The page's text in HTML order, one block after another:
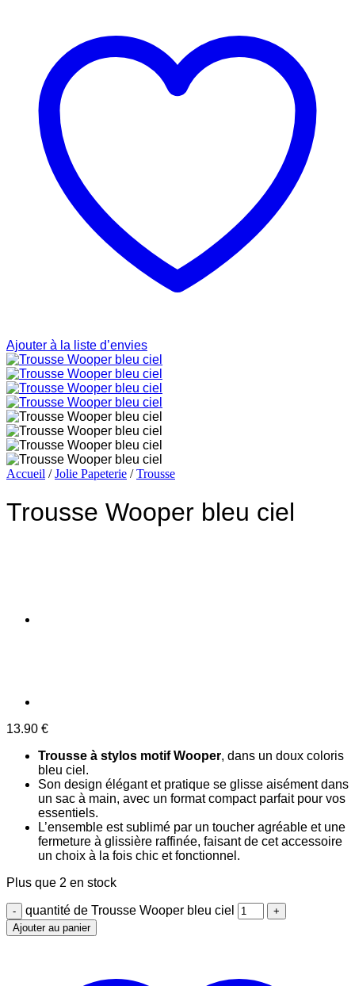
Ajouter à la liste d’envies
Accueil / Jolie Papeterie / Trousse
Trousse Wooper bleu ciel
13.90 €
Trousse à stylos motif Wooper, dans un doux coloris
bleu ciel.
Son design élégant et pratique se glisse aisément dans
un sac à main, avec un format compact parfait pour vos
essentiels.
L’ensemble est sublimé par un toucher agréable et une
fermeture à glissière raffinée, faisant de cet accessoire
un choix à la fois chic et fonctionnel.
Plus que 2 en stock
quantité de Trousse Wooper bleu ciel
Ajouter au panier